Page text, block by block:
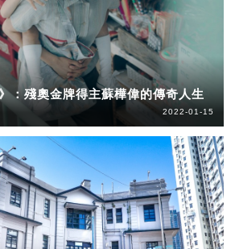
：殘奧金牌得主蘇樺偉的傳奇人生
2022-01-15